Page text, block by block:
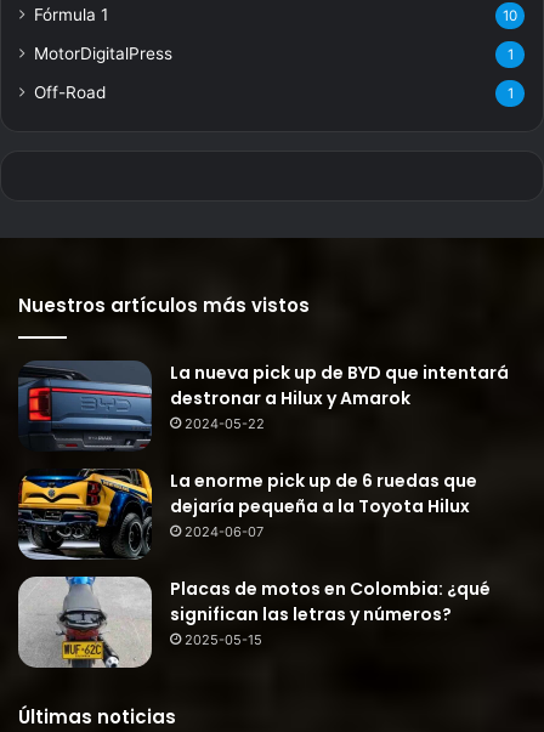
Fórmula 1 10
MotorDigitalPress 1
Off-Road 1
Nuestros artículos más vistos
La nueva pick up de BYD que intentará
destronar a Hilux y Amarok
2024-05-22
La enorme pick up de 6 ruedas que
dejaría pequeña a la Toyota Hilux
2024-06-07
Placas de motos en Colombia: ¿qué
significan las letras y números?
2025-05-15
Últimas noticias